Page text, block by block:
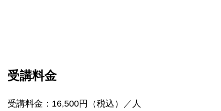
受講料金
受講料金：16,500円（税込）／人